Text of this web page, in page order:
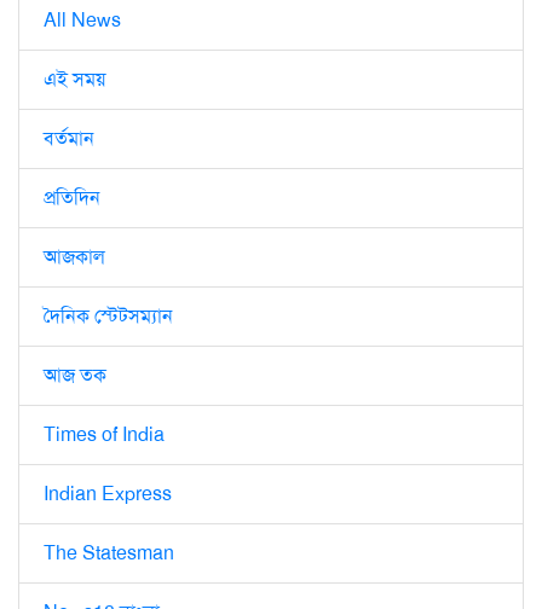
All News
এই সময়
বর্তমান
প্রতিদিন
আজকাল
দৈনিক স্টেটসম্যান
আজ তক
Times of India
Indian Express
The Statesman